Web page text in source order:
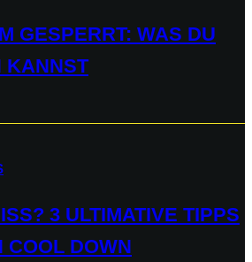
GESPERRT: WAS DU
KANNST
3 ULTIMATIVE TIPPS F
DOWN